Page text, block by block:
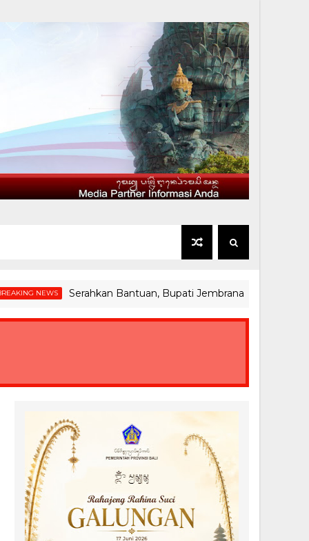
Serahkan Bantuan, Bupati Jembrana Tinjau Langsung